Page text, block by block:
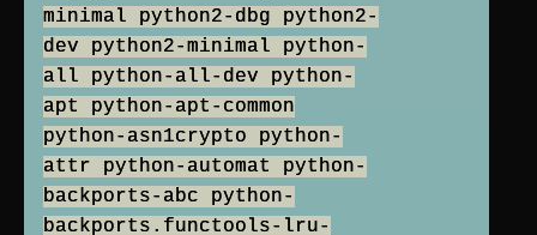
minimal python2-dbg python2-
dev python2-minimal python-
all python-all-dev python-
apt python-apt-common
python-asn1crypto python-
attr python-automat python-
backports-abc python-
backports.functools-lru-